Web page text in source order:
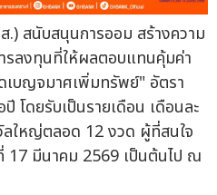
.) สนับสนุนการออม สร้างความ
รลงทุนที่ให้ผลตอบแทนคุ้มค่า
เบญจมาศเพิ่มทรัพย์" อัตรา
โดยรับเป็นรายเดือน เดือนละ
ใหญ่ตลอด 12 งวด ผู้ที่สนใจ
17 มีนาคม 2569 เป็นต้นไป ณ